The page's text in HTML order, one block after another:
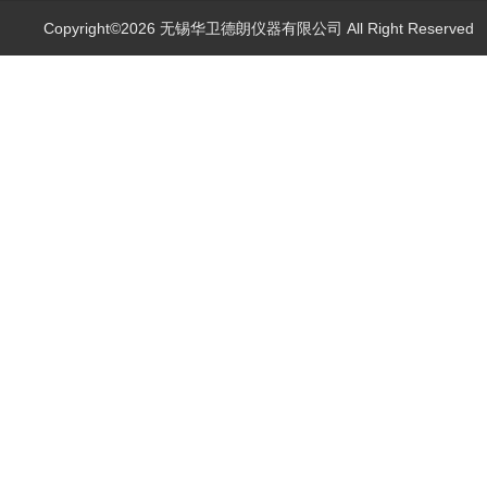
Copyright©2026 无锡华卫德朗仪器有限公司 All Right